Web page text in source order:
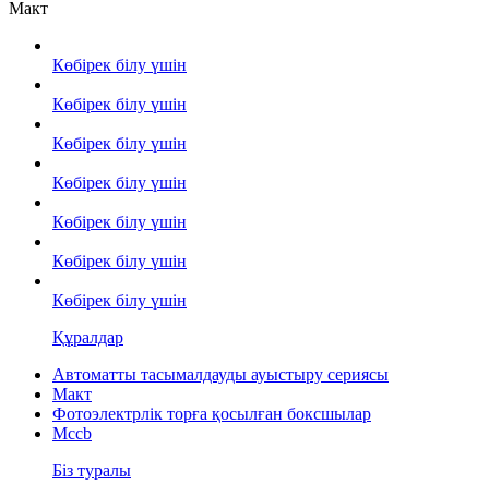
Макт
Көбірек білу үшін
Көбірек білу үшін
Көбірек білу үшін
Көбірек білу үшін
Көбірек білу үшін
Көбірек білу үшін
Көбірек білу үшін
Құралдар
Автоматты тасымалдауды ауыстыру сериясы
Макт
Фотоэлектрлік торға қосылған боксшылар
Mccb
Біз туралы